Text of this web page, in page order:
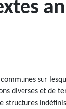
sur
diverses et de